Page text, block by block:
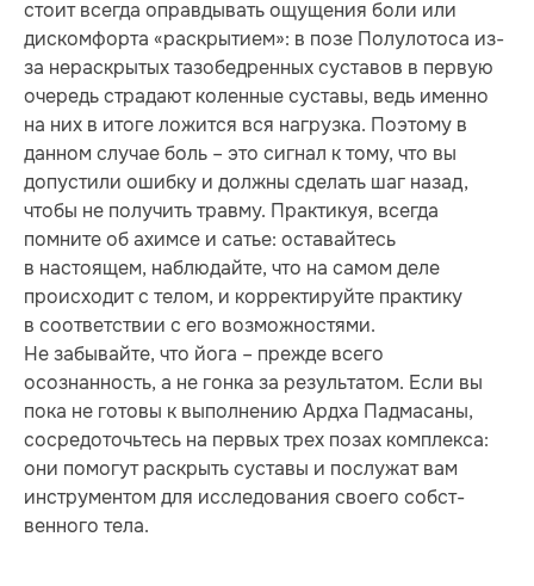
стоит всегда оправдывать ощущения боли или
дискомфорта «раскрытием»: в позе Полулотоса из-
за нераскрытых тазобедренных суставов в первую
очередь страдают коленные суставы, ведь именно
на них в итоге ложится вся нагрузка. Поэтому в
данном случае боль – это сигнал к тому, что вы
допустили ошибку и должны сделать шаг назад,
чтобы не получить травму. Практикуя, всегда
помните об ахимсе и сатье: оставайтесь
в настоящем, наблюдайте, что на самом деле
происходит с телом, и корректируйте практику
в соответствии с его возможностями.
Не забывайте, что йога – прежде всего
осознанность, а не гонка за результатом. Если вы
пока не готовы к выполнению Ардха Падмасаны,
сосредоточьтесь на первых трех позах комплекса:
они помогут раскрыть суставы и послужат вам
инструментом для исследования своего собст­
венного тела.